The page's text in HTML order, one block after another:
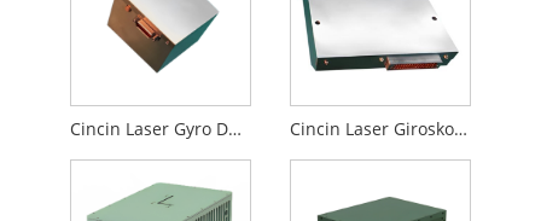
Cincin Laser Gyro Dua Frekuensi Mesin Goncang Cincin Laser Giroskop Dua Frekuensi Gegar Mesin